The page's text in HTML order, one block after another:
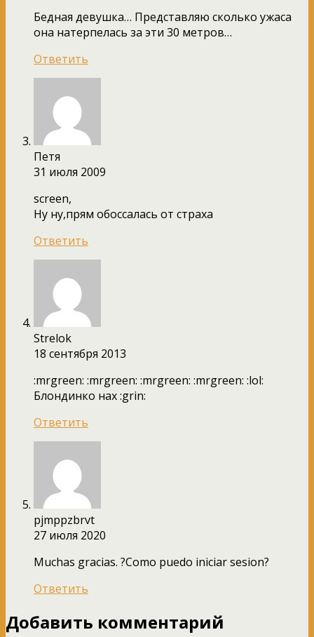
Бедная девушка… Представляю сколько ужаса
она натерпелась за эти 30 метров…
Ответить
Петя
31 июля 2009
screen,
Ну ну,прям обоссалась от страха
Ответить
Strelok
18 сентября 2013
:mrgreen: :mrgreen: :mrgreen: :mrgreen: :lol:
Блондинко нах :grin:
Ответить
pjmppzbrvt
27 июля 2020
Muchas gracias. ?Como puedo iniciar sesion?
Ответить
Добавить комментарий